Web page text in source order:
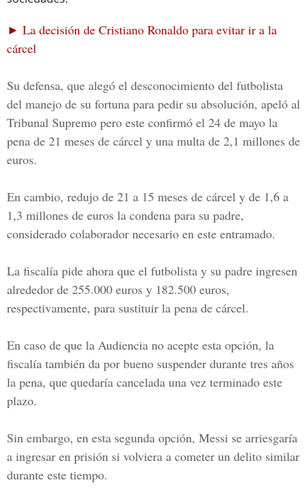
► La decisión de Cristiano Ronaldo para evitar ir a la
cárcel
Su defensa, que alegó el desconocimiento del futbolista
del manejo de su fortuna para pedir su absolución, apeló al
Tribunal Supremo pero este confirmó el 24 de mayo la
pena de 21 meses de cárcel y una multa de 2,1 millones de
euros.
En cambio, redujo de 21 a 15 meses de cárcel y de 1,6 a
1,3 millones de euros la condena para su padre,
considerado colaborador necesario en este entramado.
La fiscalía pide ahora que el futbolista y su padre ingresen
alrededor de 255.000 euros y 182.500 euros,
respectivamente, para sustituir la pena de cárcel.
En caso de que la Audiencia no acepte esta opción, la
fiscalía también da por bueno suspender durante tres años
la pena, que quedaría cancelada una vez terminado este
plazo.
Sin embargo, en esta segunda opción, Messi se arriesgaría
a ingresar en prisión si volviera a cometer un delito similar
durante este tiempo.